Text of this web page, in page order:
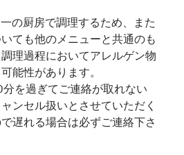
の厨房で調理するため、また
ても他のメニューと共通のも
理過程においてアレルゲン物
能性があります。
を過ぎてご連絡が取れない
ンセル扱いとさせていただく
遅れる場合は必ずご連絡下さ